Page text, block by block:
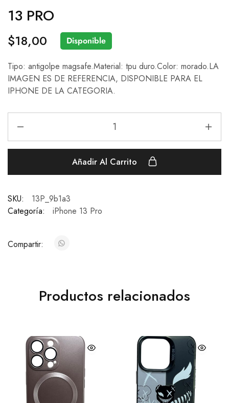
13 PRO
$18,00 Disponible
Tipo: antigolpe magsafe.Material: tpu duro.Color: morado.LA
IMAGEN ES DE REFERENCIA, DISPONIBLE PARA EL
IPHONE DE LA CATEGORIA.
Añadir Al Carrito
SKU:
13P_9b1a3
Categoría:
iPhone 13 Pro
Compartir:
Productos relacionados